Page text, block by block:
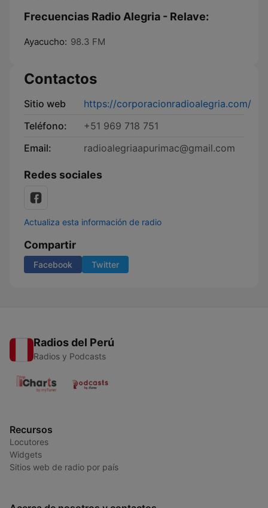
Frecuencias Radio Alegria - Relave:
Ayacucho: 98.3 FM
Contactos
Sitio web
https://corporacionradioalegria.com/
Teléfono:
+51 969 718 751
Email:
radioalegriaapurimac@gmail.com
Redes sociales
Actualiza esta información de radio
Compartir
Facebook Twitter
Radios del Perú
Radios y Podcasts
Recursos
Locutores
Widgets
Sitios web de radio por país